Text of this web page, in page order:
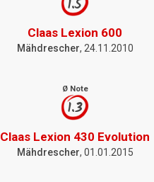
1.5
Claas Lexion 600
Mähdrescher, 24.11.2010
Ø Note
1.3
Claas Lexion 430 Evolution
Mähdrescher, 01.01.2015